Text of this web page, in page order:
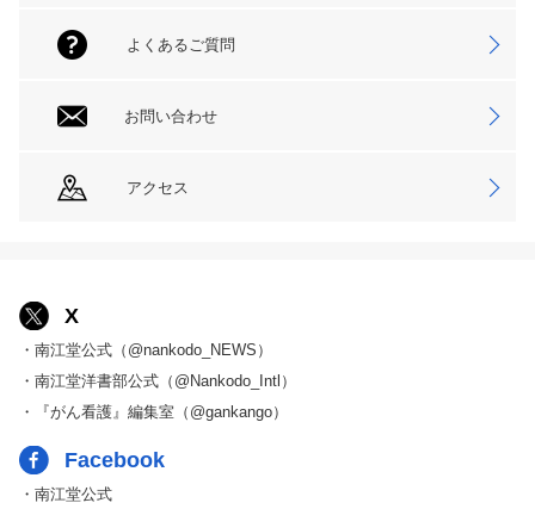
よくあるご質問
お問い合わせ
アクセス
X
・南江堂公式（@nankodo_NEWS）
・南江堂洋書部公式（@Nankodo_Intl）
・『がん看護』編集室（@gankango）
Facebook
・南江堂公式